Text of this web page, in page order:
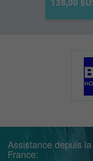
82,00 $US
Assistance depuis la
France: